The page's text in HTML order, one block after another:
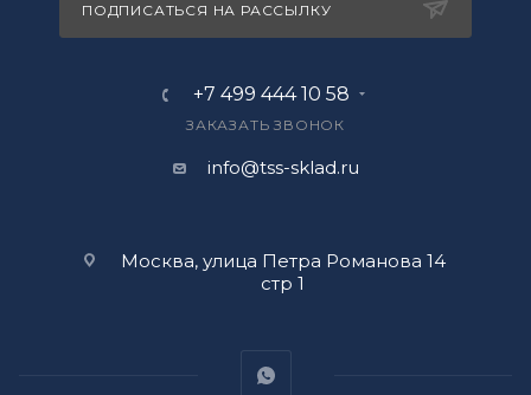
ПОДПИСАТЬСЯ НА РАССЫЛКУ
+7 499 444 10 58
ЗАКАЗАТЬ ЗВОНОК
info@tss-sklad.ru
Москва, улица Петра Романова 14
стр 1